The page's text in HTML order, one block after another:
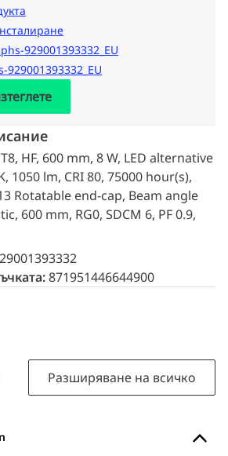
929001393332_EU
HF, 600 mm, 8 W, LED alternative
1050 lm, CRI 80, 75000 hour(s),
Rotatable end-cap, Beam angle
600 mm, RG0, SDCM 6, PF 0.9,
871951446644900
Разширяване на всичко